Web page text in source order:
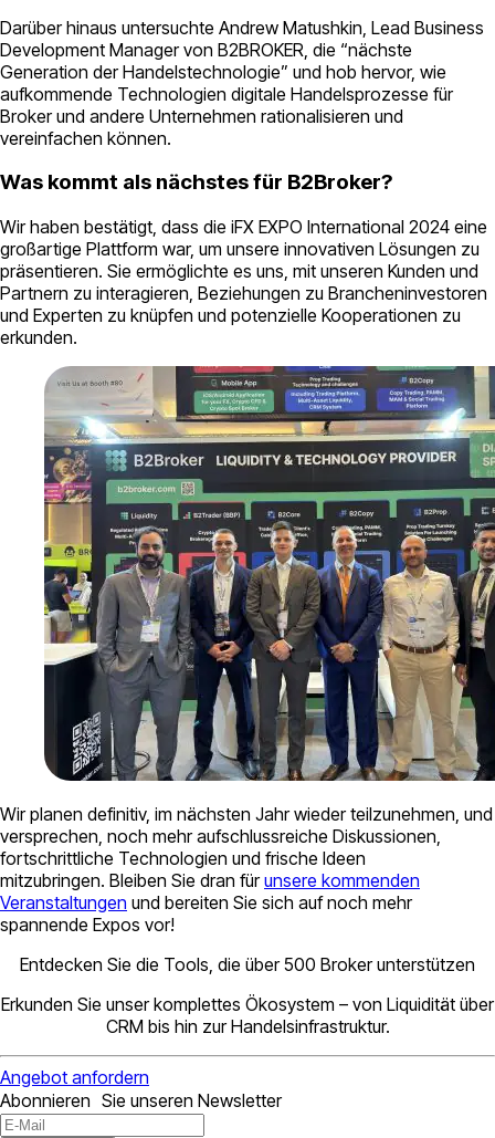
Darüber hinaus untersuchte Andrew Matushkin, Lead Business
Development Manager von B2BROKER, die “nächste
Generation der Handelstechnologie” und hob hervor, wie
aufkommende Technologien digitale Handelsprozesse für
Broker und andere Unternehmen rationalisieren und
vereinfachen können.
Was kommt als nächstes für B2Broker?
Wir haben bestätigt, dass die iFX EXPO International 2024 eine
großartige Plattform war, um unsere innovativen Lösungen zu
präsentieren. Sie ermöglichte es uns, mit unseren Kunden und
Partnern zu interagieren, Beziehungen zu Brancheninvestoren
und Experten zu knüpfen und potenzielle Kooperationen zu
erkunden.
Wir planen definitiv, im nächsten Jahr wieder teilzunehmen, und
versprechen, noch mehr aufschlussreiche Diskussionen,
fortschrittliche Technologien und frische Ideen
mitzubringen. Bleiben Sie dran fürunsere kommenden
Veranstaltungen und bereiten Sie sich auf noch mehr
spannende Expos vor!
Entdecken Sie die Tools, die über 500 Broker unterstützen
Erkunden Sie unser komplettes Ökosystem – von Liquidität über
CRM bis hin zur Handelsinfrastruktur.
Angebot anfordern
Abonnieren Sie unseren Newsletter